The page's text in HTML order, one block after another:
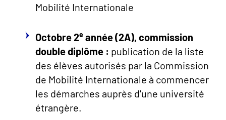
Mobilité Internationale
Octobre 2e année (2A), commission
double diplôme : publication de la liste
des élèves autorisés par la Commission
de Mobilité Internationale à commencer
les démarches auprès d'une université
étrangère.